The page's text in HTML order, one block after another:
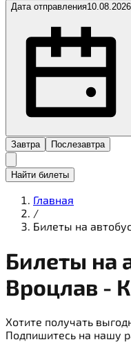
Дата отправления10.08.2026
Завтра Послезавтра
Найти билеты
Главная
/
Билеты на
Билеты на
Вроцлав -
Хотите получать
Подпишитесь на нашу